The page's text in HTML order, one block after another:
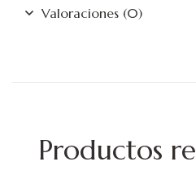
Valoraciones (0)
Productos